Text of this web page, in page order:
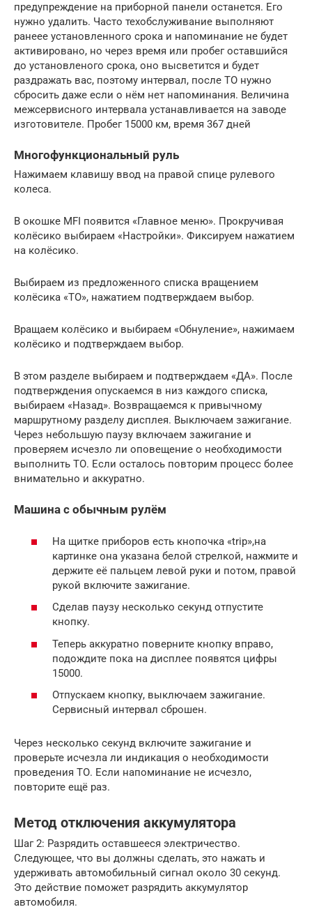
предупреждение на приборной панели останется. Его
нужно удалить. Часто техобслуживание выполняют
ранеее установленного срока и напоминание не будет
активировано, но через время или пробег оставшийся
до установленого срока, оно высветится и будет
раздражать вас, поэтому интервал, после ТО нужно
сбросить даже если о нём нет напоминания. Величина
межсервисного интервала устанавливается на заводе
изготовителе. Пробег 15000 км, время 367 дней
Многофункциональный руль
Нажимаем клавишу ввод на правой спице рулевого
колеса.
В окошке MFI появится «Главное меню». Прокручивая
колёсико выбираем «Настройки». Фиксируем нажатием
на колёсико.
Выбираем из предложенного списка вращением
колёсика «ТО», нажатием подтверждаем выбор.
Вращаем колёсико и выбираем «Обнуление», нажимаем
колёсико и подтверждаем выбор.
В этом разделе выбираем и подтверждаем «ДА». После
подтверждения опускаемся в низ каждого списка,
выбираем «Назад». Возвращаемся к привычному
маршрутному разделу дисплея. Выключаем зажигание.
Через небольшую паузу включаем зажигание и
проверяем исчезло ли оповещение о необходимости
выполнить ТО. Если осталось повторим процесс более
внимательно и аккуратно.
Машина с обычным рулём
На щитке приборов есть кнопочка «trip»,на
картинке она указана белой стрелкой, нажмите и
держите её пальцем левой руки и потом, правой
рукой включите зажигание.
Сделав паузу несколько секунд отпустите
кнопку.
Теперь аккуратно поверните кнопку вправо,
подождите пока на дисплее появятся цифры
15000.
Отпускаем кнопку, выключаем зажигание.
Сервисный интервал сброшен.
Через несколько секунд включите зажигание и
проверьте исчезла ли индикация о необходимости
проведения ТО. Если напоминание не исчезло,
повторите ещё раз.
Метод отключения аккумулятора
Шаг 2: Разрядить оставшееся электричество.
Следующее, что вы должны сделать, это нажать и
удерживать автомобильный сигнал около 30 секунд.
Это действие поможет разрядить аккумулятор
автомобиля.